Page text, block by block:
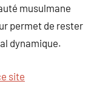
musulmane
permet de rester
dynamique.
site